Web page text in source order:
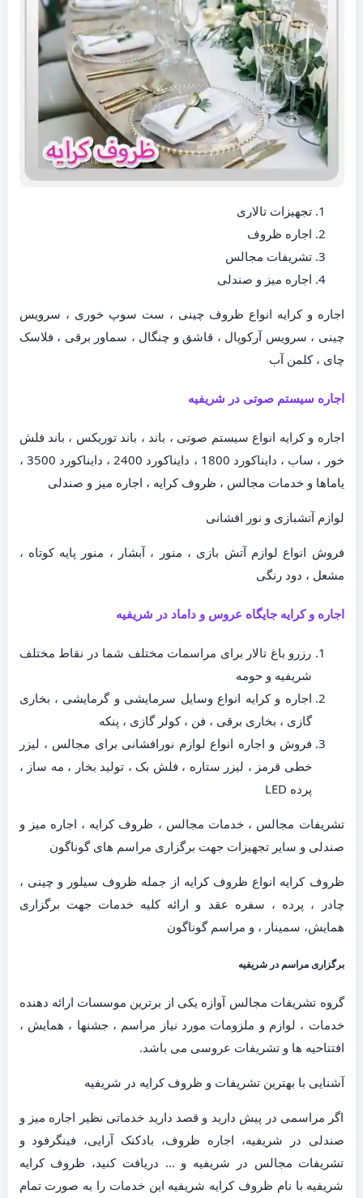
تجهیزات تالاری
اجاره ظروف
تشریفات مجالس
اجاره میز و صندلی
اجاره و کرایه انواع ظروف چینی ، ست سوپ خوری ، سرویس
چینی ، سرویس آرکوپال ، قاشق و چنگال ، سماور برقی ، فلاسک
چای ، کلمن آب
اجاره سیستم صوتی در شریفیه
اجاره و کرایه انواع سیستم صوتی ، باند ، باند توریکس ، باند فلش
خور ، ساب ، دایناکورد 1800 ، دایناکورد 2400 ، دایناکورد 3500 ،
یاماها و خدمات مجالس ، ظروف کرایه ، اجاره میز و صندلی
لوازم آتشبازی و نور افشانی
فروش انواع لوازم آتش بازی ، منور ، آبشار ، منور پایه کوتاه ،
مشعل ، دود رنگی
اجاره و کرایه جایگاه عروس و داماد در شریفیه
رزرو باغ تالار برای مراسمات مختلف شما در نقاط مختلف
شریفیه و حومه
اجاره و کرایه انواع وسایل سرمایشی و گرمایشی ، بخاری
گازی ، بخاری برقی ، فن ، کولر گازی ، پنکه
فروش و اجاره انواع لوازم نورافشانی برای مجالس ، لیزر
خطی قرمز ، لیزر ستاره ، فلش بک ، تولید بخار ، مه ساز ،
پرده LED
تشریفات مجالس ، خدمات مجالس ، ظروف کرایه ، اجاره میز و
صندلی و سایر تجهیزات جهت برگزاری مراسم های گوناگون
ظروف کرایه انواع ظروف کرایه از جمله ظروف سیلور و چینی ،
چادر ، پرده ، سفره عقد و ارائه کلیه خدمات جهت برگزاری
همایش، سمینار ، و مراسم گوناگون
برگزاری مراسم در شریفیه
گروه تشریفات مجالس آوازه یکی از برترین موسسات ارائه دهنده
خدمات ، لوازم و ملزومات مورد نیاز مراسم ، جشنها ، همایش ،
افتتاحیه ها و تشریفات عروسی می باشد.
آشنایی با بهترین تشریفات و ظروف کرایه در شریفیه
اگر مراسمی در پیش دارید و قصد دارید خدماتی نظیر اجاره میز و
صندلی در شریفیه، اجاره ظروف، بادکنک آرایی، فینگرفود و
تشریفات مجالس در شریفیه و … دریافت کنید، ظروف کرایه
شریفیه با نام ظروف کرایه شریفیه این خدمات را به صورت تمام